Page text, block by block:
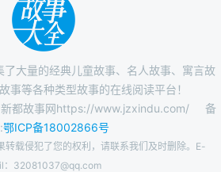
了大量的经典儿童故事、名人故事、寓言故
事等各种类型故事的在线阅读平台！
都故事网https://www.jzxindu.com/
备
鄂ICP备18002866号
转载侵犯了您的权利，请联系我们及时删除。E-
：32081037@qq.com